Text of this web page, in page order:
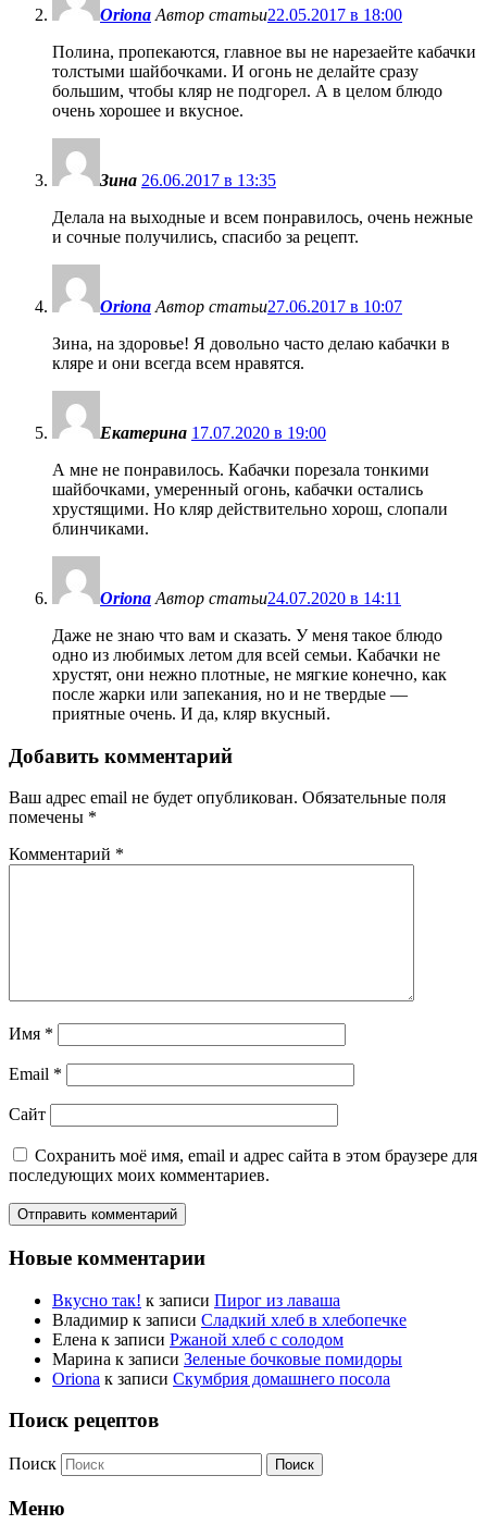
Oriona Автор статьи22.05.2017 в 18:00
Полина, пропекаются, главное вы не нарезаейте кабачки
толстыми шайбочками. И огонь не делайте сразу
большим, чтобы кляр не подгорел. А в целом блюдо
очень хорошее и вкусное.
Зина 26.06.2017 в 13:35
Делала на выходные и всем понравилось, очень нежные
и сочные получились, спасибо за рецепт.
Oriona Автор статьи27.06.2017 в 10:07
Зина, на здоровье! Я довольно часто делаю кабачки в
кляре и они всегда всем нравятся.
Екатерина 17.07.2020 в 19:00
А мне не понравилось. Кабачки порезала тонкими
шайбочками, умеренный огонь, кабачки остались
хрустящими. Но кляр действительно хорош, слопали
блинчиками.
Oriona Автор статьи24.07.2020 в 14:11
Даже не знаю что вам и сказать. У меня такое блюдо
одно из любимых летом для всей семьи. Кабачки не
хрустят, они нежно плотные, не мягкие конечно, как
после жарки или запекания, но и не твердые —
приятные очень. И да, кляр вкусный.
Добавить комментарий
Ваш адрес email не будет опубликован. Обязательные поля
помечены *
Комментарий *
Имя *
Email *
Сайт
Сохранить моё имя, email и адрес сайта в этом браузере для
последующих моих комментариев.
Новые комментарии
Вкусно так! к записи Пирог из лаваша
Владимир к записи Сладкий хлеб в хлебопечке
Елена к записи Ржаной хлеб с солодом
Марина к записи Зеленые бочковые помидоры
Oriona к записи Скумбрия домашнего посола
Поиск рецептов
Поиск
Меню